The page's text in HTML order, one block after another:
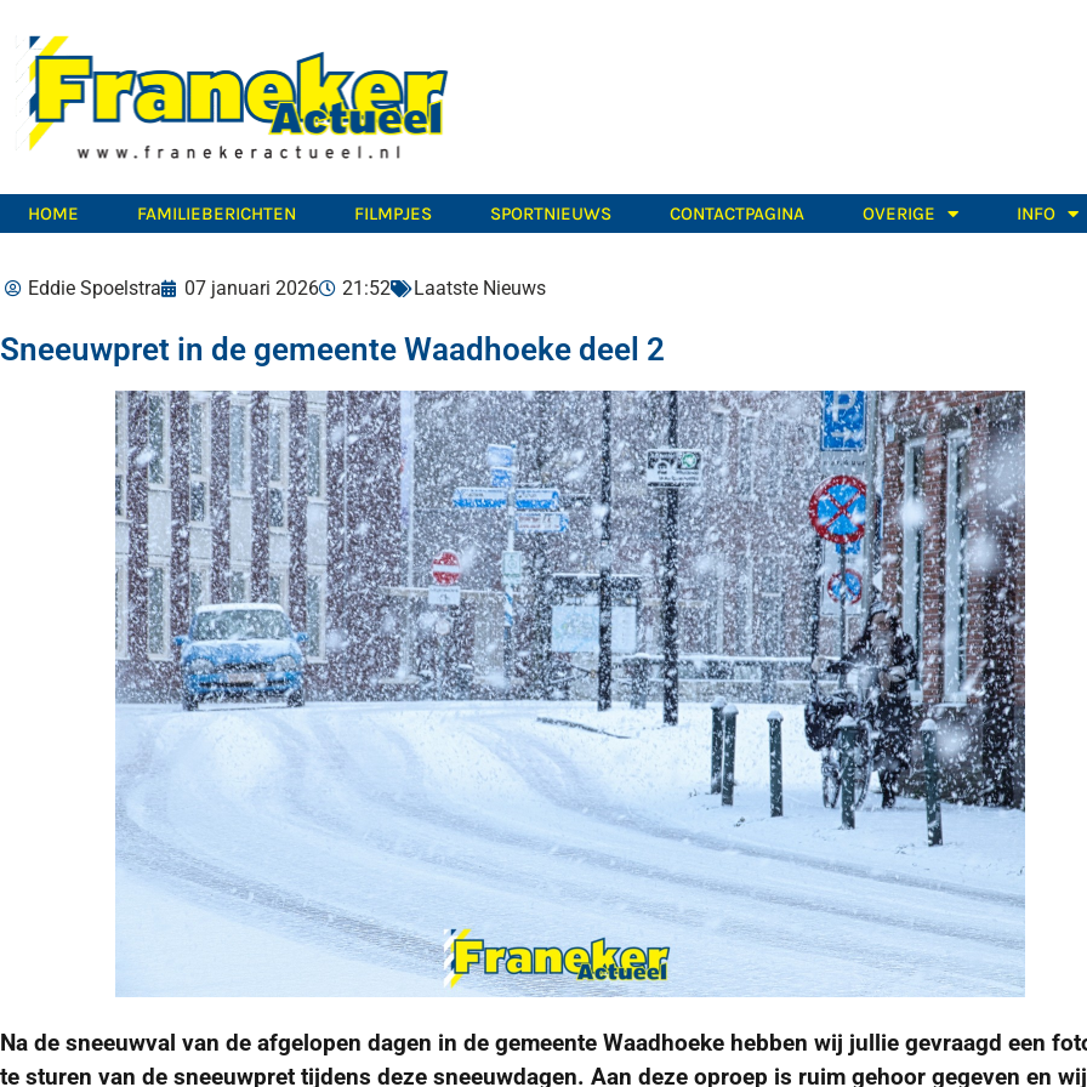
HOME FAMILIEBERICHTEN FILMPJES SPORTNIEUWS CONTACTPAGINA OVERIGE INFO
Eddie Spoelstra 07 januari 2026 21:52 Laatste Nieuws
Sneeuwpret in de gemeente Waadhoeke deel 2
Na de sneeuwval van de afgelopen dagen in de gemeente Waadhoeke hebben wij jullie gevraagd een
te sturen van de sneeuwpret tijdens deze sneeuwdagen. Aan deze oproep is ruim gehoor gegeven en wij